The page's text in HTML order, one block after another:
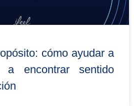
cómo ayudar a
a encontrar sentido